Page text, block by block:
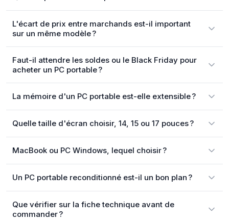
L'écart de prix entre marchands est-il important
sur un même modèle ?
Faut-il attendre les soldes ou le Black Friday pour
acheter un PC portable ?
La mémoire d'un PC portable est-elle extensible ?
Quelle taille d'écran choisir, 14, 15 ou 17 pouces ?
MacBook ou PC Windows, lequel choisir ?
Un PC portable reconditionné est-il un bon plan ?
Que vérifier sur la fiche technique avant de
commander ?